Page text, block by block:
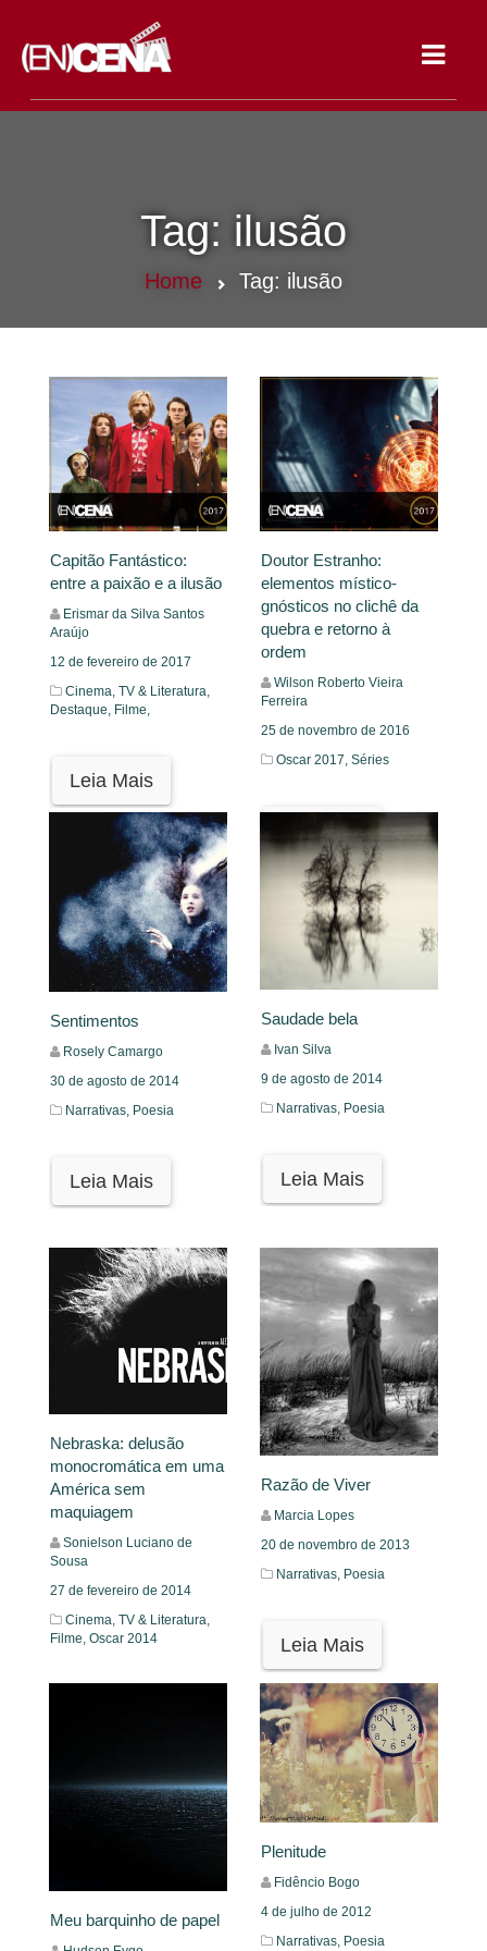
Tag: ilusão
Home Tag: ilusão
Capitão Fantástico:
entre a paixão e a ilusão
Erismar da Silva Santos
Araújo
12 de fevereiro de 2017
Cinema, TV & Literatura,
Destaque, Filme,
Leia Mais
Doutor Estranho:
elementos místico-
gnósticos no clichê da
quebra e retorno à
ordem
Wilson Roberto Vieira
Ferreira
25 de novembro de 2016
Oscar 2017, Séries
Leia Mais
Sentimentos
Rosely Camargo
30 de agosto de 2014
Narrativas, Poesia
Leia Mais
Saudade bela
Ivan Silva
9 de agosto de 2014
Narrativas, Poesia
Leia Mais
Nebraska: delusão
monocromática em uma
América sem
maquiagem
Sonielson Luciano de
Sousa
27 de fevereiro de 2014
Cinema, TV & Literatura,
Filme, Oscar 2014
Razão de Viver
Marcia Lopes
20 de novembro de 2013
Narrativas, Poesia
Leia Mais
Meu barquinho de papel
Plenitude
Fidêncio Bogo
4 de julho de 2012
Narrativas, Poesia